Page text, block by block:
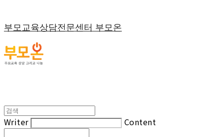
부모교육상담전문센터 부모온
Writer Content